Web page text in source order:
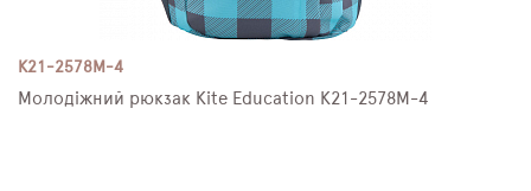
K21-2578M-4
Молодіжний рюкзак Kite Education K21-2578M-4